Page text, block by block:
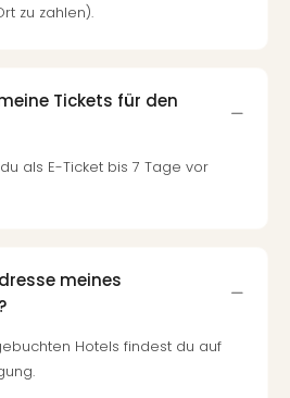
zu zahlen).
Tickets für den
als E-Ticket bis 7 Tage vor
meines
Hotels findest du auf